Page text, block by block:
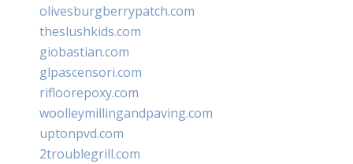
olivesburgberrypatch.com
theslushkids.com
giobastian.com
glpascensori.com
rifloorepoxy.com
woolleymillingandpaving.com
uptonpvd.com
2troublegrill.com